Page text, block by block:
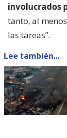
involucrados
tanto, al
las tareas”.
Lee también...